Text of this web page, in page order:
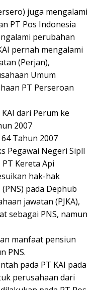
juga mengalami
PT Pos Indonesia
perubahan
pernah mengalami
(Perjan),
Umum
PT Perseroan
dari Perum ke
2007
Tahun 2007
Pegawai Negeri Sipll
Kereta Api
hak-hak
pada Dephub
jawatan (PJKA),
sebagai PNS, namun
manfaat pensiun
PNS.
pada PT KAI pada
perusahaan dari